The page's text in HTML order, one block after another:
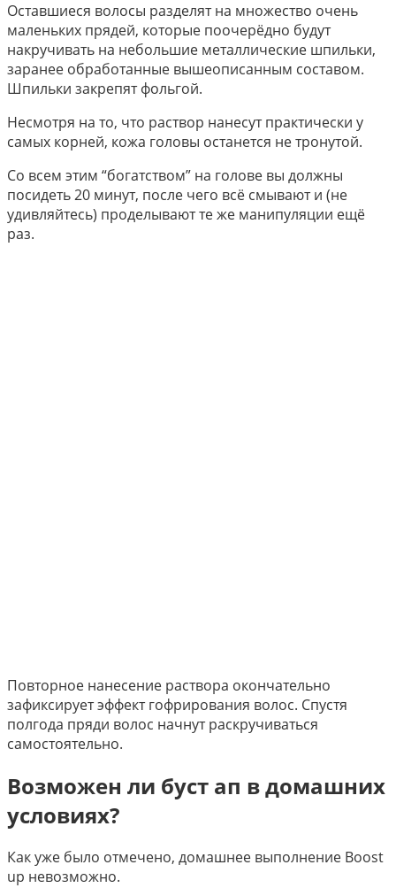
Оставшиеся волосы разделят на множество очень
маленьких прядей, которые поочерёдно будут
накручивать на небольшие металлические шпильки,
заранее обработанные вышеописанным составом.
Шпильки закрепят фольгой.
Несмотря на то, что раствор нанесут практически у
самых корней, кожа головы останется не тронутой.
Со всем этим “богатством” на голове вы должны
посидеть 20 минут, после чего всё смывают и (не
удивляйтесь) проделывают те же манипуляции ещё
раз.
Повторное нанесение раствора окончательно
зафиксирует эффект гофрирования волос. Спустя
полгода пряди волос начнут раскручиваться
самостоятельно.
Возможен ли буст ап в домашних
условиях?
Как уже было отмечено, домашнее выполнение Boost
up невозможно.